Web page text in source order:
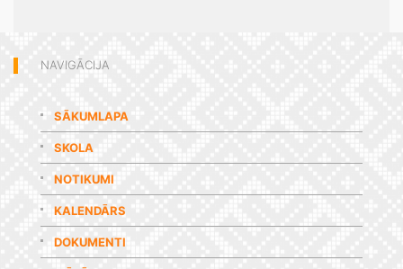
NAVIGĀCIJA
SĀKUMLAPA
SKOLA
NOTIKUMI
KALENDĀRS
DOKUMENTI